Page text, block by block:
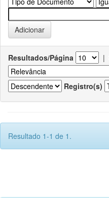
Resultados/Página |
Registro(s)
Resultado 1-1 de 1.